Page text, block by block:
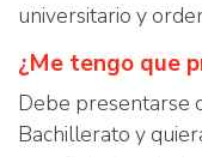
universitario y
¿Me tengo que
Debe presentarse
Bachillerato y